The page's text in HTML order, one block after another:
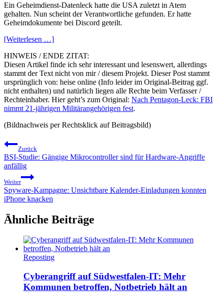
Ein Geheimdienst-Datenleck hatte die USA zuletzt in Atem
gehalten. Nun scheint der Verantwortliche gefunden. Er hatte
Geheimdokumente bei Discord geteilt.
[Weiterlesen …]
HINWEIS / ENDE ZITAT:
Diesen Artikel finde ich sehr interessant und lesenswert, allerdings
stammt der Text nicht von mir / diesem Projekt. Dieser Post stammt
ursprünglich von: heise online (Info leider im Original-Beitrag ggf.
nicht enthalten) und natürlich liegen alle Rechte beim Verfasser /
Rechteinhaber. Hier geht’s zum Original: Nach Pentagon-Leck: FBI
nimmt 21-jährigen Militärangehörigen fest.
(Bildnachweis per Rechtsklick auf Beitragsbild)
Beitragsnavigation
Zurück
BSI-Studie: Gängige Mikrocontroller sind für Hardware-Angriffe
anfällig
Weiter
Spyware-Kampagne: Unsichtbare Kalender-Einladungen konnten
iPhone knacken
Ähnliche Beiträge
Reposting
Cyberangriff auf Südwestfalen-IT: Mehr
Kommunen betroffen, Notbetrieb hält an